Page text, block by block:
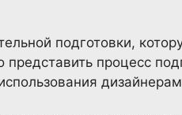
подготовки,
процесс